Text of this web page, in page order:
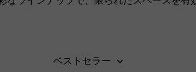
ベストセラー